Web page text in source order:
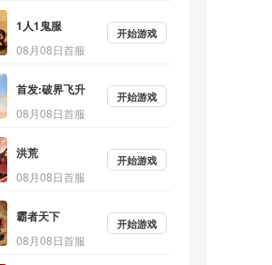
1人1鬼服
08月08日首服
开始游戏
首发:破界飞升
08月08日首服
开始游戏
洪荒
08月08日首服
开始游戏
霸者天下
08月08日首服
开始游戏